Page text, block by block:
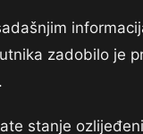
zadobilo je
stanje